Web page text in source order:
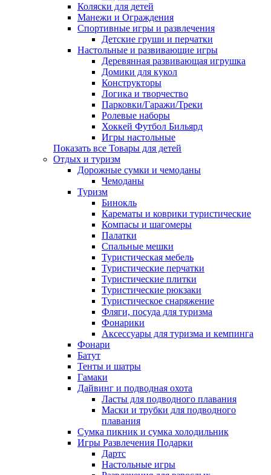
Коляски для детей
Манежи и Ограждения
Спортивные игры и развлечения
Детские груши и перчатки
Настольные и развивающие игры
Деревянная развивающая игрушка
Домики для кукол
Конструкторы
Логика и творчество
Парковки/Гаражи/Треки
Ролевые наборы
Хоккей Футбол Бильярд
Игры настольные
Показать все Товары для детей
Отдых и туризм
Дорожные сумки и чемоданы
Чемоданы
Туризм
Бинокль
Карематы и коврики туристические
Компасы и шагомеры
Палатки
Спальные мешки
Туристическая мебель
Туристические перчатки
Туристические плитки
Туристические рюкзаки
Туристическое снаряжение
Фляги, посуда для туризма
Фонарики
Аксессуары для туризма и кемпинга
Фонари
Батут
Тенты и шатры
Гамаки
Дайвинг и подводная охота
Ласты для подводного плавания
Маски и трубки для подводного
плавания
Сумка пикник и сумка холодильник
Игры Развлечения Подарки
Дартс
Настольные игры